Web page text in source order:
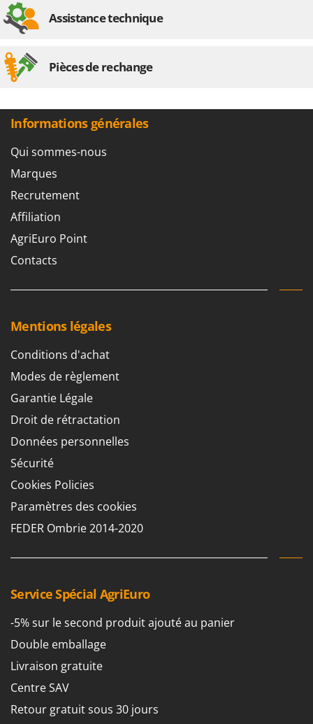
Nilfisk
Novatec
NuAir
O
Officine Savioli
Oliviero
Olix
OMA
Omas
Oriental Koshin
P
Palazzetti
Palumbo Pavi
Partisani
Paterlini
Philips
Pramac
Prismafood
Reber
Ripartrak
Ritter
River Systems
Assistance technique
Pièces de rechange
Informations générales
Qui sommes-nous
Marques
Recrutement
Affiliation
AgriEuro Point
Contacts
Mentions légales
Conditions d'achat
Modes de règlement
Garantie Légale
Droit de rétractation
Données personnelles
Sécurité
Cookies Policies
Paramètres des cookies
FEDER Ombrie 2014-2020
Service Spécial AgriEuro
-5% sur le second produit ajouté au panier
Double emballage
Livraison gratuite
Centre SAV
Retour gratuit sous 30 jours